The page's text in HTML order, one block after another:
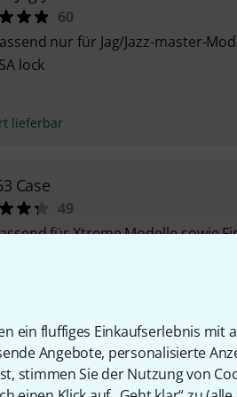
ein fluffiges Einkaufserlebnis mit
Angebote, personalisierte
stimmen Sie der Nutzung von
60
nur für Jag/Jazz-master-
lock
lieferbar
Case
49
für Xtreme Modelle sowie
222